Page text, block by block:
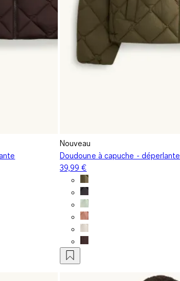
Nouveau
Doudoune à capuche - déperlante
39,99 €